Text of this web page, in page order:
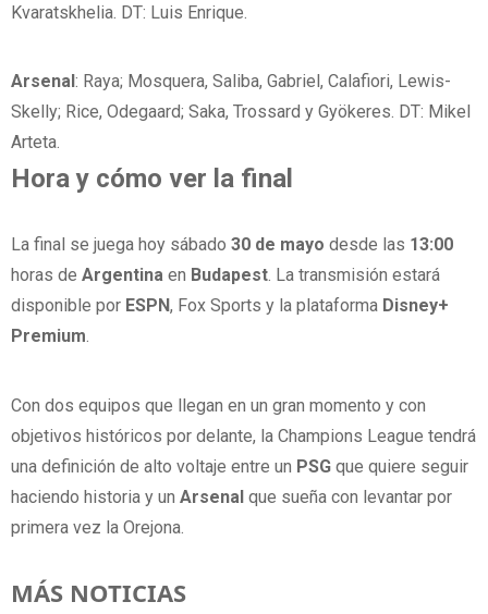
Kvaratskhelia. DT: Luis Enrique.
Arsenal: Raya; Mosquera, Saliba, Gabriel, Calafiori, Lewis-
Skelly; Rice, Odegaard; Saka, Trossard y Gyökeres. DT: Mikel
Arteta.
Hora y cómo ver la final
La final se juega hoy sábado 30 de mayo desde las 13:00
horas de Argentina en Budapest. La transmisión estará
disponible por ESPN, Fox Sports y la plataforma Disney+
Premium.
Con dos equipos que llegan en un gran momento y con
objetivos históricos por delante, la Champions League tendrá
una definición de alto voltaje entre un PSG que quiere seguir
haciendo historia y un Arsenal que sueña con levantar por
primera vez la Orejona.
MÁS NOTICIAS